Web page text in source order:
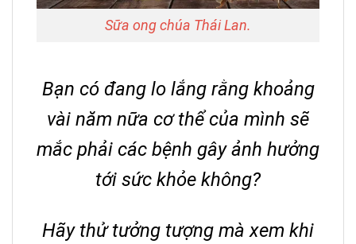
Sữa ong chúa Thái Lan.
Bạn có đang lo lắng rằng khoảng
vài năm nữa cơ thể của mình sẽ
mắc phải các bệnh gây ảnh hưởng
tới sức khỏe không?
Hãy thử tưởng tượng mà xem khi